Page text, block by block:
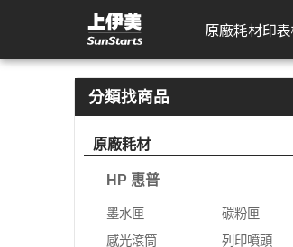
KODAK 柯達 | 上伊美辦公用品網
原廠耗材
感光
列印
印
HP 惠普
DeskJet
Color Laser
Color LaserJet Pro
Color LaserJet
工作站繪圖卡
HP 惠普
Leadtek 麗臺
Lenovo 聯想
ASUS 華碩
Kodak 柯達
掃描器
DELL 戴爾
一般顯示器
曲面顯示器
遊戲專用顯示器
APACER 宇瞻
隨身碟
記憶卡
行動硬碟
SSD
D-Link 友訊
無網管型網路交換器
網管型交換器
10G網路交換器
智慧型無線網路基地台
分類找商品
原廠耗材
HP 惠普
墨水匣
碳粉匣
感光滾筒
列印噴頭